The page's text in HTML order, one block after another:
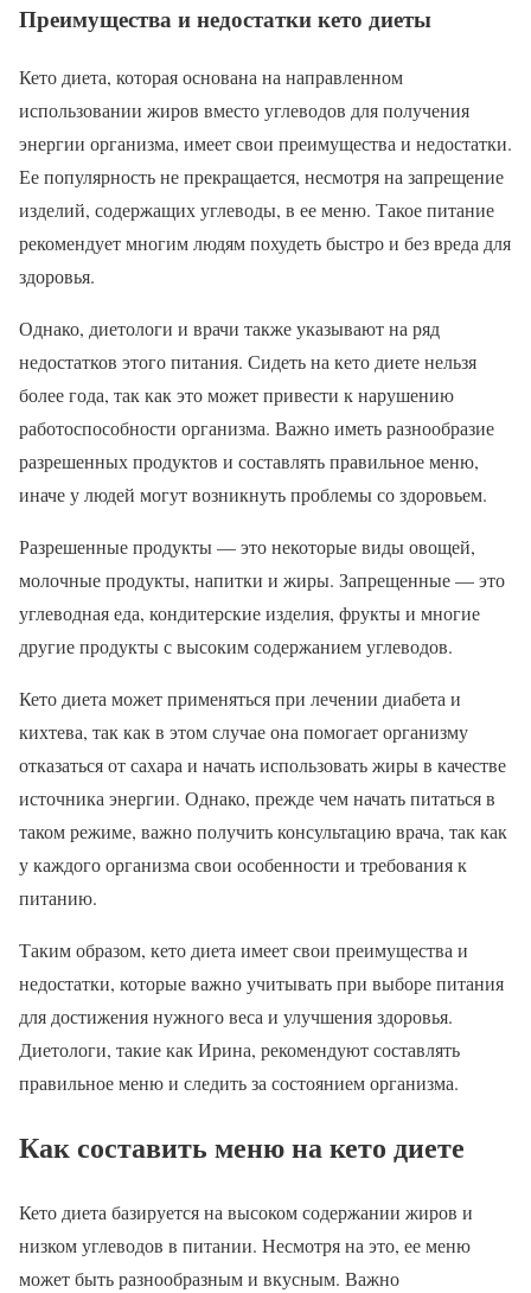
Преимущества и недостатки кето диеты
Кето диета, которая основана на направленном
использовании жиров вместо углеводов для получения
энергии организма, имеет свои преимущества и недостатки.
Ее популярность не прекращается, несмотря на запрещение
изделий, содержащих углеводы, в ее меню. Такое питание
рекомендует многим людям похудеть быстро и без вреда для
здоровья.
Однако, диетологи и врачи также указывают на ряд
недостатков этого питания. Сидеть на кето диете нельзя
более года, так как это может привести к нарушению
работоспособности организма. Важно иметь разнообразие
разрешенных продуктов и составлять правильное меню,
иначе у людей могут возникнуть проблемы со здоровьем.
Разрешенные продукты — это некоторые виды овощей,
молочные продукты, напитки и жиры. Запрещенные — это
углеводная еда, кондитерские изделия, фрукты и многие
другие продукты с высоким содержанием углеводов.
Кето диета может применяться при лечении диабета и
кихтева, так как в этом случае она помогает организму
отказаться от сахара и начать использовать жиры в качестве
источника энергии. Однако, прежде чем начать питаться в
таком режиме, важно получить консультацию врача, так как
у каждого организма свои особенности и требования к
питанию.
Таким образом, кето диета имеет свои преимущества и
недостатки, которые важно учитывать при выборе питания
для достижения нужного веса и улучшения здоровья.
Диетологи, такие как Ирина, рекомендуют составлять
правильное меню и следить за состоянием организма.
Как составить меню на кето диете
Кето диета базируется на высоком содержании жиров и
низком углеводов в питании. Несмотря на это, ее меню
может быть разнообразным и вкусным. Важно